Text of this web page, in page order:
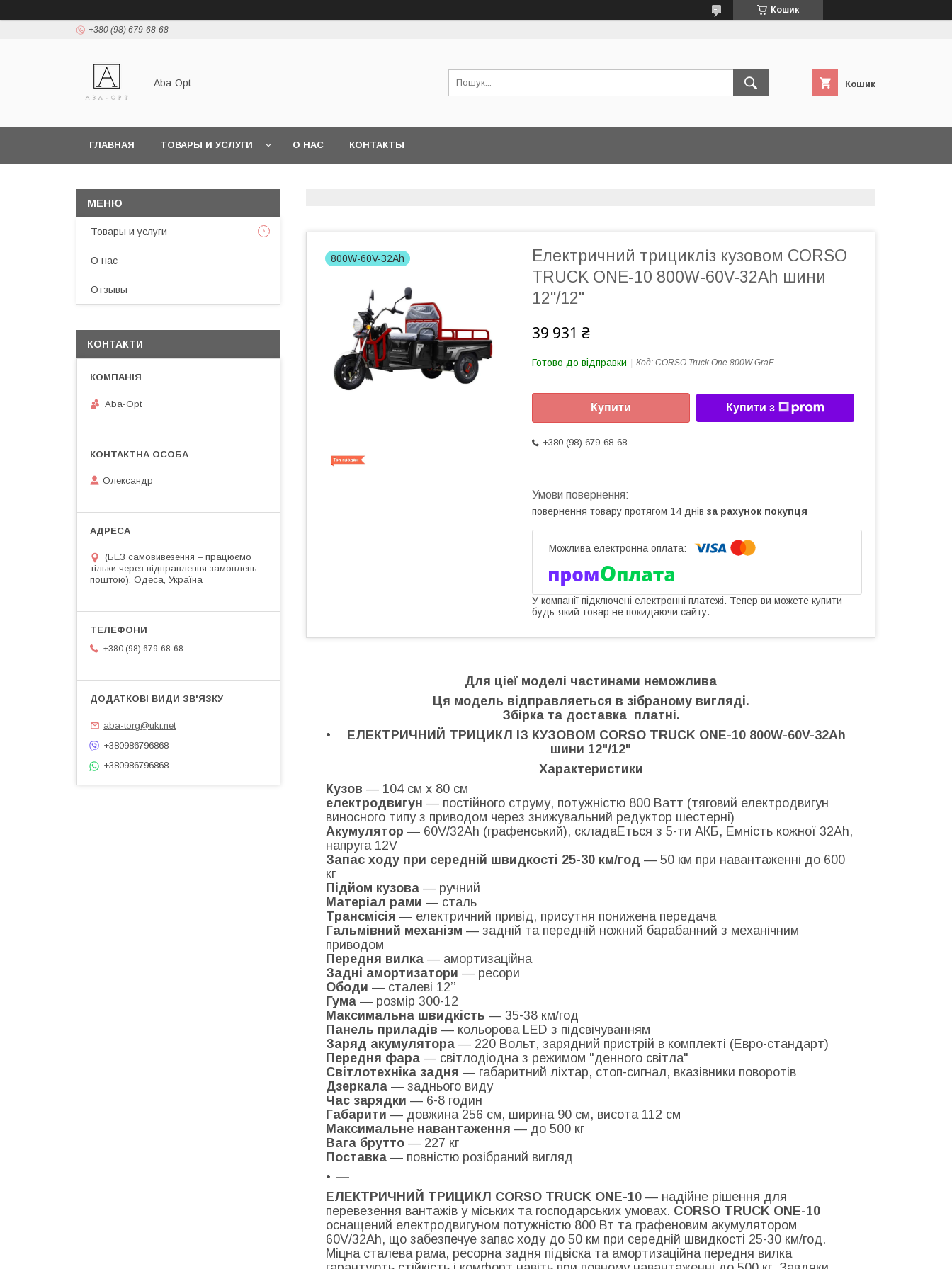
Кошик
+380 (98) 679-68-68
Aba-Opt Кошик
ГЛАВНАЯ ТОВАРЫ И УСЛУГИ О НАС КОНТАКТЫ
800W-60V-32Ah
Електричний трицикліз кузовом CORSO
TRUCK ONE-10 800W-60V-32Ah шини
12"/12"
39 931 ₴
Готово до відправки Код: CORSO Truck One 800W GraF
Купити Купити з
+380 (98) 679-68-68
повернення товару протягом 14 днів за рахунок покупця
У компанії підключені електронні платежі. Тепер ви можете купити
будь-який товар не покидаючи сайту.
Для ціеї моделі частинами неможлива
Ця модель відправляеться в зібраному вигляді.
Збірка та доставка платні.
ЕЛЕКТРИЧНИЙ ТРИЦИКЛ ІЗ КУЗОВОМ CORSO TRUCK ONE-10 800W-60V-32Ah
шини 12"/12"
Характеристики
Кузов — 104 см х 80 см
електродвигун — постійного струму, потужністю 800 Ватт (тяговий електродвигун
виносного типу з приводом через знижувальний редуктор шестерні)
Акумулятор — 60V/32Ah (графенський), складаЕться з 5-ти АКБ, Емність кожної 32Аh,
напруга 12V
Запас ходу при середній швидкості 25-30 км/год — 50 км при навантаженні до 600
кг
Підйом кузова — ручний
Матеріал рами — сталь
Трансмісія — електричний привід, присутня понижена передача
Гальмівний механізм — задній та передній ножний барабанний з механічним
приводом
Передня вилка — амортизаційна
Задні амортизатори — ресори
Ободи — сталеві 12’’
Гума — розмір 300-12
Максимальна швидкість — 35-38 км/год
Панель приладів — кольорова LED з підсвічуванням
Заряд акумулятора — 220 Вольт, зарядний пристрій в комплекті (Евро-стандарт)
Передня фара — світлодіодна з режимом "денного світла"
Світлотехніка задня — габаритний ліхтар, стоп-сигнал, вказівники поворотів
Дзеркала — заднього виду
Час зарядки — 6-8 годин
Габарити — довжина 256 см, ширина 90 см, висота 112 см
Максимальне навантаження — до 500 кг
Вага брутто — 227 кг
Поставка — повністю розібраний вигляд
—
ЕЛЕКТРИЧНИЙ ТРИЦИКЛ CORSO TRUCK ONE-10 — надійне рішення для
перевезення вантажів у міських та господарських умовах. CORSO TRUCK ONE-10
оснащений електродвигуном потужністю 800 Вт та графеновим акумулятором
60V/32Ah, що забезпечуе запас ходу до 50 км при середній швидкості 25-30 км/год.
Міцна сталева рама, ресорна задня підвіска та амортизаційна передня вилка
Товары и услуги
О нас
Отзывы
КОНТАКТИ
Aba-Opt
Олександр
(БЕЗ самовивезення – працюємо
тільки через відправлення замовлень
поштою), Одеса, Україна
+380 (98) 679-68-68
aba-torg@ukr.net
+380986796868
+380986796868